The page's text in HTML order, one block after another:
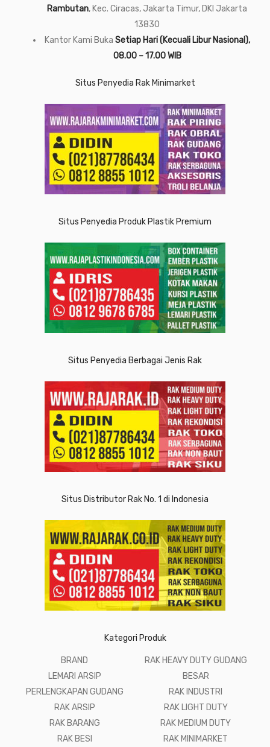
Rambutan, Kec. Ciracas, Jakarta Timur, DKI Jakarta
13830
Kantor Kami Buka Setiap Hari (Kecuali Libur Nasional),
08.00 – 17.00 WIB
Situs Penyedia Rak Minimarket
Situs Penyedia Produk Plastik Premium
Situs Penyedia Berbagai Jenis Rak
Situs Distributor Rak No. 1 di Indonesia
Kategori Produk
BRAND
LEMARI ARSIP
PERLENGKAPAN GUDANG
RAK ARSIP
RAK BARANG
RAK BESI
RAK HEAVY DUTY GUDANG
BESAR
RAK INDUSTRI
RAK LIGHT DUTY
RAK MEDIUM DUTY
RAK MINIMARKET